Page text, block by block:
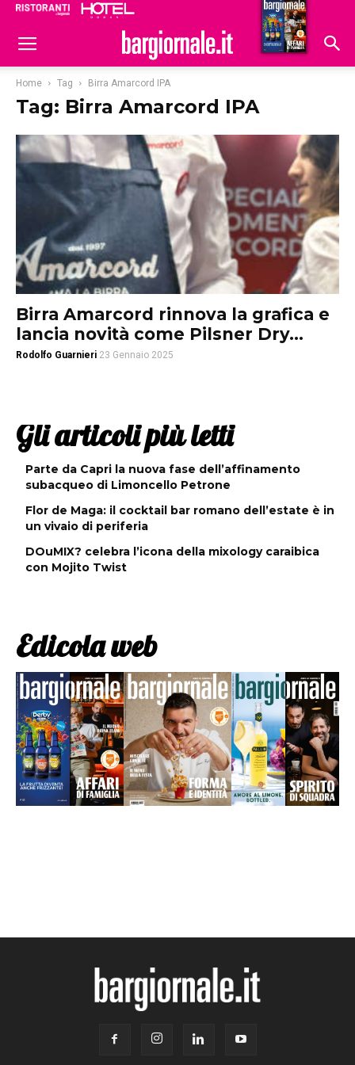
Hoteldomani
Home Tag Birra Amarcord IPA
Tag: Birra Amarcord IPA
Birra Amarcord rinnova la grafica e
lancia novità come Pilsner Dry...
Rodolfo Guarnieri 23 Gennaio 2025
Gli articoli più letti
Parte da Capri la nuova fase dell’affinamento
subacqueo di Limoncello Petrone
Flor de Maga: il cocktail bar romano dell’estate è in
un vivaio di periferia
DOuMIX? celebra l’icona della mixology caraibica
con Mojito Twist
Edicola web